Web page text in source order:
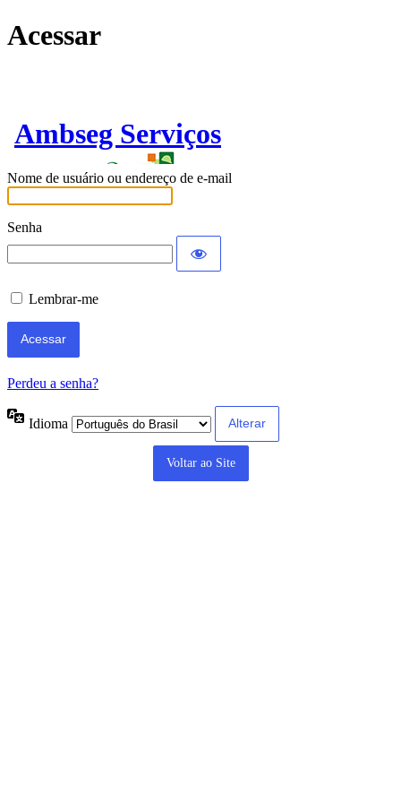
Acessar
Ambseg Serviços
Nome de usuário ou endereço de e-mail
Senha
Lembrar-me
Perdeu a senha?
Idioma
Voltar ao Site